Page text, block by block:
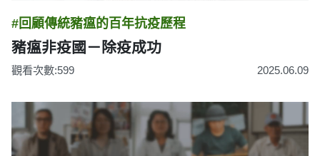
#回顧傳統豬瘟的百年抗疫歷程
豬瘟非疫國－除疫成功
觀看次數:599 2025.06.09